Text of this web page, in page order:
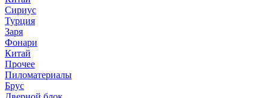
Сириус
Турция
Заря
Фонари
Китай
Прочее
Пиломатериалы
Брус